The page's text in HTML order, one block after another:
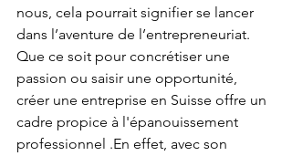
nous, cela pourrait signifier se lancer
dans l’aventure de l’entrepreneuriat.
Que ce soit pour concrétiser une
passion ou saisir une opportunité,
créer une entreprise en Suisse offre un
cadre propice à l'épanouissement
professionnel .En effet, avec son